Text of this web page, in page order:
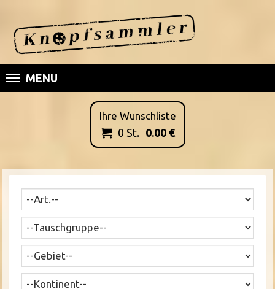
MENU
Ihre Wunschliste
 0 St. 0.00€